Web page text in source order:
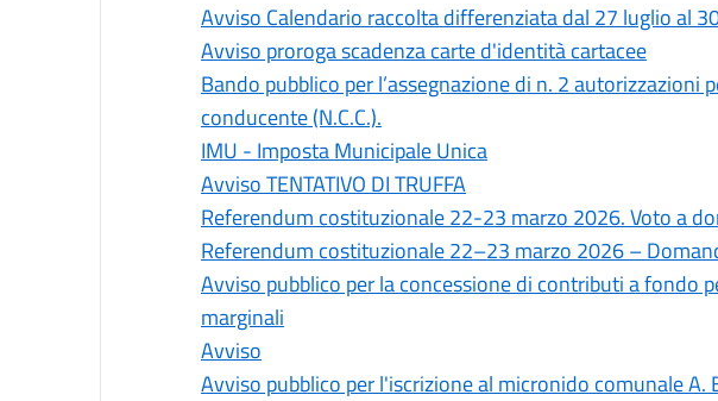
Avviso Calendario raccolta differenziata dal 27 luglio al
Avviso proroga scadenza carte d'identità cartacee
Bando pubblico per l’assegnazione di n. 2 autorizzazioni
conducente (N.C.C.).
IMU - Imposta Municipale Unica
Avviso TENTATIVO DI TRUFFA
Referendum costituzionale 22-23 marzo 2026. Voto a
Referendum costituzionale 22–23 marzo 2026 –
Avviso pubblico per la concessione di contributi a fondo
marginali
Avviso
Avviso pubblico per l'iscrizione al micronido comunale A.